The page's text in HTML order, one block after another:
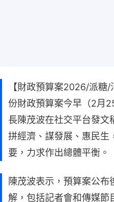
【財政預算案2026/派糖
份財政預算案今早（2月
長陳茂波在社交平台發文
拼經濟、謀發展、惠民生
要，力求作出總體平衡。
陳茂波表示，預算案公
解，包括記者會和傳媒節